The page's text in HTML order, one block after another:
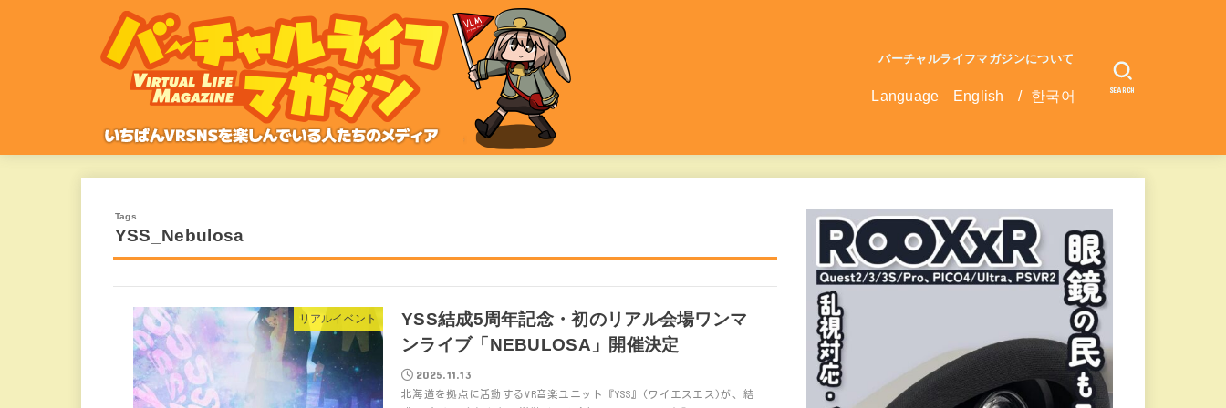
バーチャルライフマガジンについて
Language English / 한국어 SEARCH
YSS_Nebulosa
リアルイベント
YSS結成5周年記念・初のリアル会場ワンマ
ンライブ「NEBULOSA」開催決定
2025.11.13
北海道を拠点に活動するVR音楽ユニット『YSS』(ワイエスエス)が、結